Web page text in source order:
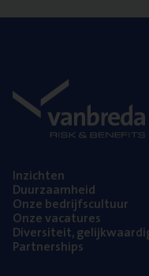
Inzich­ten
Duur­zaam­heid
Onze bedrijfs­cul­tuur
Onze vaca­tu­res
Diver­si­teit,
Part­ner­ships